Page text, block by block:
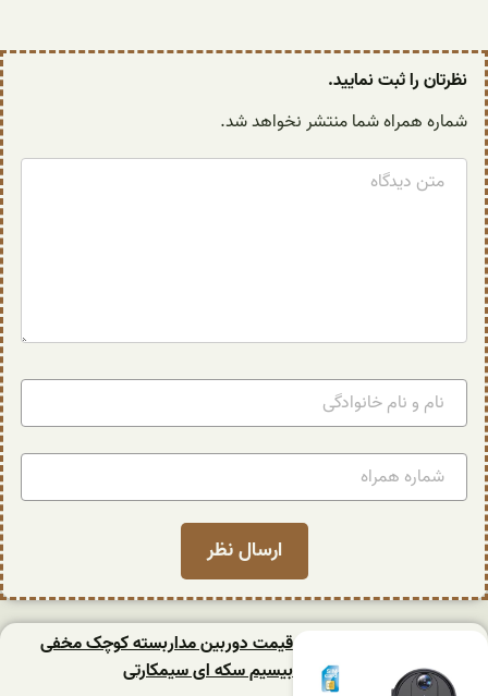
نظرتان را ثبت نمایید.
شماره همراه شما منتشر نخواهد شد.
قیمت دوربین مداربسته کوچک مخفی
بیسیم سکه ای سیمکارتی